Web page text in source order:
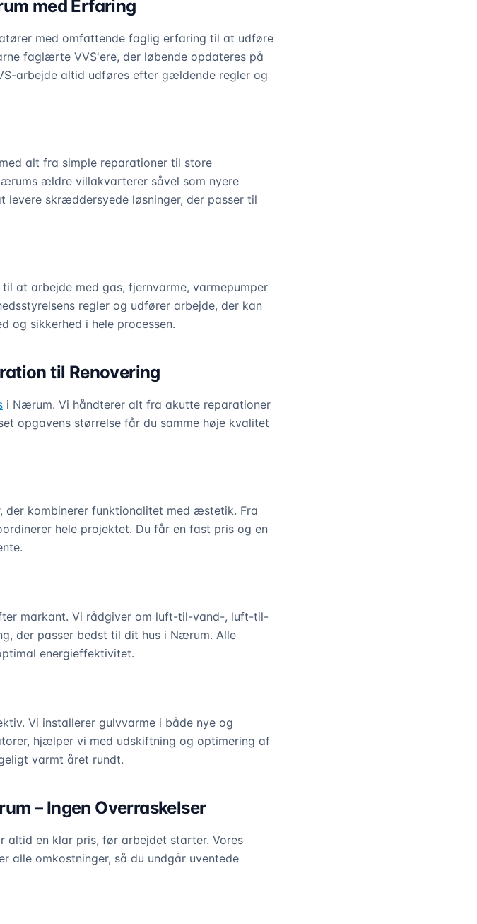
med Erfaring
med omfattende faglig erfaring til at udføre
faglærte VVS'ere, der løbende opdateres på
arbejde altid udføres efter gældende regler og
alt fra simple reparationer til store
ældre villakvarterer såvel som nyere
skræddersyede løsninger, der passer til
at arbejde med gas, fjernvarme, varmepumper
regler og udfører arbejde, der kan
og sikkerhed i hele processen.
til Renovering
i Nærum. Vi håndterer alt fra akutte reparationer
opgavens størrelse får du samme høje kvalitet
kombinerer funktionalitet med æstetik. Fra
hele projektet. Du får en fast pris og en
markant. Vi rådgiver om luft-til-vand-, luft-til-
der passer bedst til dit hus i Nærum. Alle
energieffektivitet.
Vi installerer gulvvarme i både nye og
hjælper vi med udskiftning og optimering af
varmt året rundt.
– Ingen Overraskelser
altid en klar pris, før arbejdet starter. Vores
alle omkostninger, så du undgår uventede